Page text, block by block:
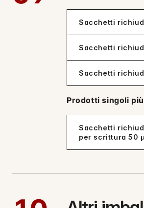
Sacchetti
Sacchetti
Sacchetti
Prodotti singoli
Sacchetti
per scrittura 50